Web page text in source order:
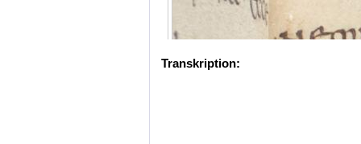
Transkription: